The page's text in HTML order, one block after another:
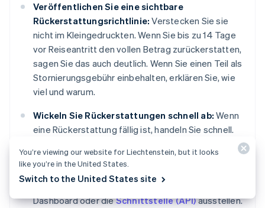
Veröffentlichen Sie eine sichtbare
Rückerstattungsrichtlinie: Verstecken Sie sie
nicht im Kleingedruckten. Wenn Sie bis zu 14 Tage
vor Reiseantritt den vollen Betrag zurückerstatten,
sagen Sie das auch deutlich. Wenn Sie einen Teil als
Stornierungsgebühr einbehalten, erklären Sie, wie
viel und warum.
Wickeln Sie Rückerstattungen schnell ab: Wenn
eine Rückerstattung fällig ist, handeln Sie schnell.
Selbst wenn die Bank ein paar Tage braucht, um die
Gelder zu verbuchen, ist Ihr schnelles Handeln viel
teilweise Rückerstattungen direkt über das Stripe-
Dashboard oder dieSchnittstelle (API)ausstellen.
You’re viewing our website for Liechtenstein, but it looks
like you’re in the United States.
Switch to the United States site